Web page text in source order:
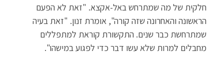
חלקית של מה שמתרחש באל-אקצא. "זאת לא הפעם
הראשונה והאחרונה שזה קורה", אומרת זנון. "זאת בעיה
שמתרחשת כבר שנים. התקשורת קוראת למתפללים
מחבלים למרות שלא עשו דבר כדי לפגוע במישהו".